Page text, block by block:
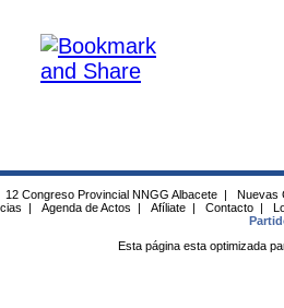
12 Congreso Provincial NNGG Albacete |
Nuevas
| Agenda de Actos | Afíliate | Contacto |
Esta página esta optimizada